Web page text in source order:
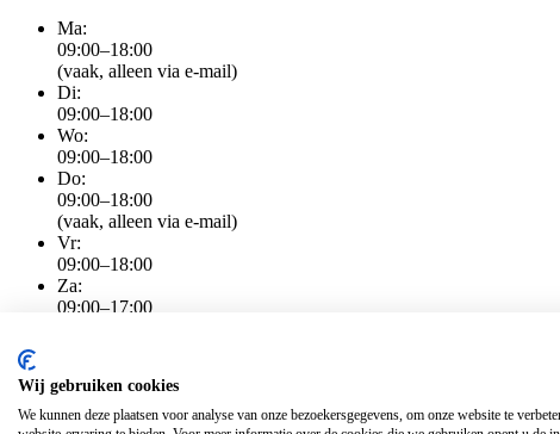
Ma:
09:00–18:00
(vaak, alleen via e-mail)
Di:
09:00–18:00
Wo:
09:00–18:00
Do:
09:00–18:00
(vaak, alleen via e-mail)
Vr:
09:00–18:00
Za:
09:00–17:00
Algemene voorwaarden
Alle genoemde prijzen zijn inclusief BTW
Wij gebruiken cookies
We kunnen deze plaatsen voor analyse van onze bezoekersgegevens, om onze website te